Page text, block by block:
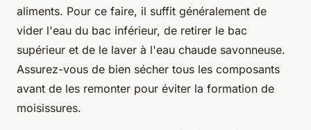
aliments. Pour ce faire, il suffit généralement de
vider l'eau du bac inférieur, de retirer le bac
supérieur et de le laver à l'eau chaude savonneuse.
Assurez-vous de bien sécher tous les composants
avant de les remonter pour éviter la formation de
moisissures.